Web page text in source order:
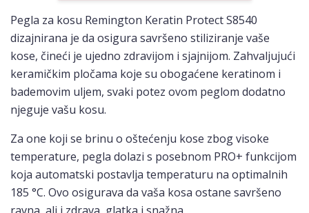
Pegla za kosu Remington Keratin Protect S8540
dizajnirana je da osigura savršeno stiliziranje vaše
kose, čineći je ujedno zdravijom i sjajnijom. Zahvaljujući
keramičkim pločama koje su obogaćene keratinom i
bademovim uljem, svaki potez ovom peglom dodatno
njeguje vašu kosu.
Za one koji se brinu o oštećenju kose zbog visoke
temperature, pegla dolazi s posebnom PRO+ funkcijom
koja automatski postavlja temperaturu na optimalnih
185 °C. Ovo osigurava da vaša kosa ostane savršeno